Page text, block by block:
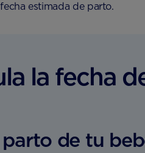
estimada de parto.
la fecha
de tu